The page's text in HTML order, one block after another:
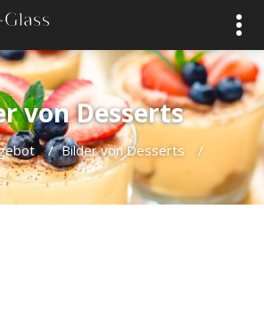
von Desserts
/ Bilder von Desserts /